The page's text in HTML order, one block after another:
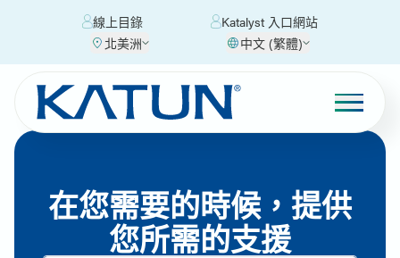
線上目錄
Katalyst 入口網站
北美洲
中文 (繁體)
在您需要的時候，提供
您所需的支援